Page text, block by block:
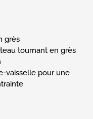
grès
tournant en grès
vaisselle pour une